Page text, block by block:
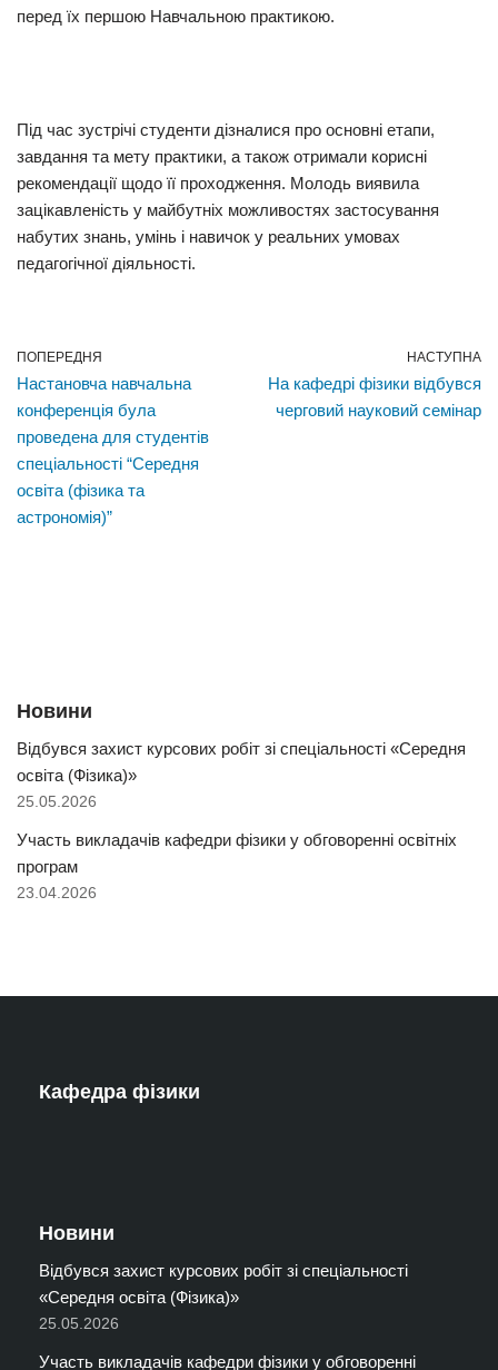
перед їх першою Навчальною практикою.
Під час зустрічі студенти дізналися про основні етапи,
завдання та мету практики, а також отримали корисні
рекомендації щодо її проходження. Молодь виявила
зацікавленість у майбутніх можливостях застосування
набутих знань, умінь і навичок у реальних умовах
педагогічної діяльності.
ПОПЕРЕДНЯ
Настановча навчальна
конференція була
проведена для студентів
спеціальності “Середня
освіта (фізика та
астрономія)”
НАСТУПНА
На кафедрі фізики відбувся
черговий науковий семінар
Новини
Відбувся захист курсових робіт зі спеціальності «Середня
освіта (Фізика)»
25.05.2026
Участь викладачів кафедри фізики у обговоренні освітніх
програм
23.04.2026
Кафедра фізики
Новини
Відбувся захист курсових робіт зі спеціальності
«Середня освіта (Фізика)»
25.05.2026
Участь викладачів кафедри фізики у обговоренні